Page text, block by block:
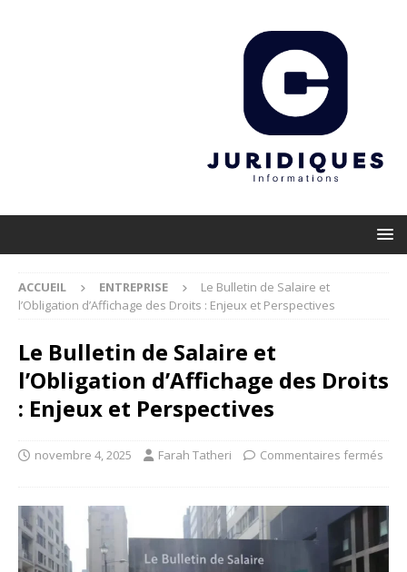
ACCUEIL ENTREPRISE
Le Bulletin de Salaire et
l’Obligation d’Affichage des Droits : Enjeux et Perspectives
Le Bulletin de Salaire et
l’Obligation d’Affichage des Droits
: Enjeux et Perspectives
novembre 4, 2025 Farah Tatheri Commentaires fermés